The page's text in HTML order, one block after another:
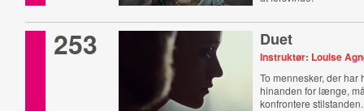
253 Duet
Instruktør: Louise
To mennesker, der har
hinanden for længe,
konfrontere stilstanden.